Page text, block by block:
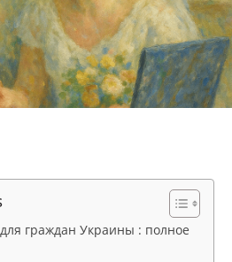
граждан Украины : полное